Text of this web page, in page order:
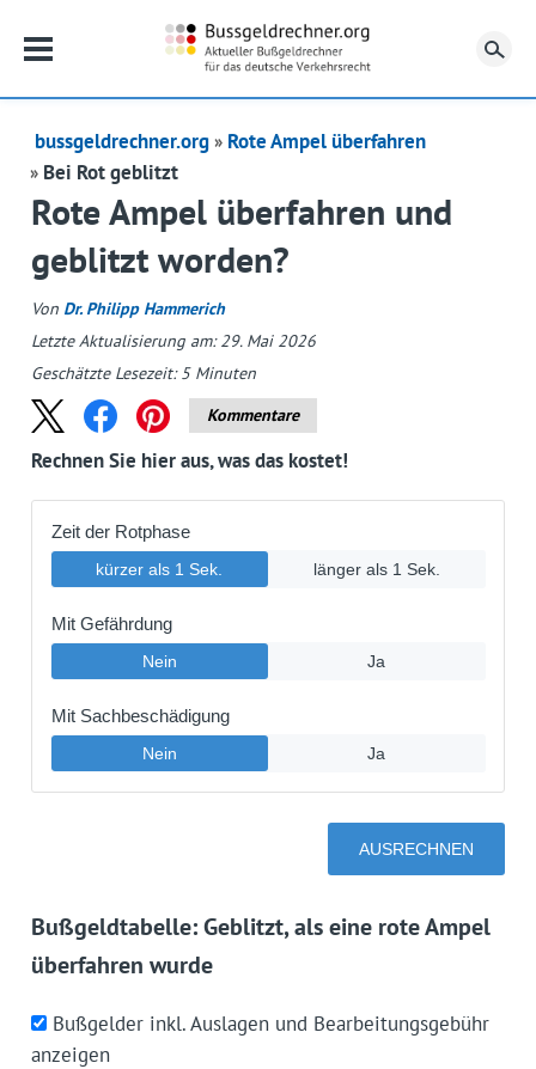
bussgeldrechner.org
Rote Ampel überfahren
Bei Rot geblitzt
Rote Ampel überfahren und
geblitzt worden?
Von Dr. Philipp Hammerich
Letzte Aktualisierung am: 29. Mai 2026
Geschätzte Lesezeit:5 Minuten
Kommentare
Rechnen Sie hier aus, was das kostet!
Bußgeldtabelle: Geblitzt, als eine rote Ampel
überfahren wurde
Bußgelder inkl. Auslagen und Bearbeitungsgebühr
anzeigen